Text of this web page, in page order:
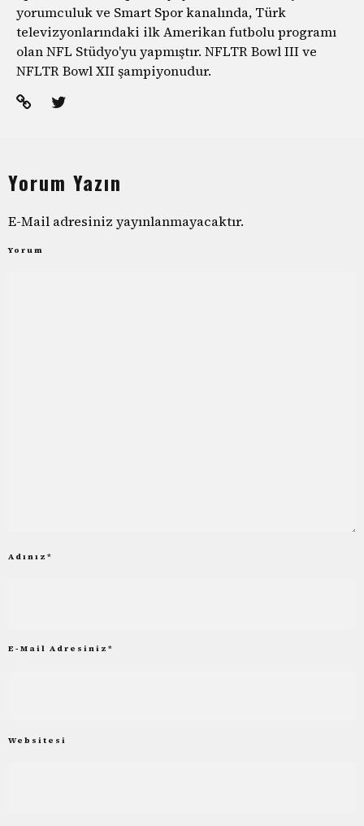
yorumculuk ve Smart Spor kanalında, Türk
televizyonlarındaki ilk Amerikan futbolu programı
olan NFL Stüdyo'yu yapmıştır. NFLTR Bowl III ve
NFLTR Bowl XII şampiyonudur.
Yorum Yazın
E-Mail adresiniz yayınlanmayacaktır.
Yorum
Adınız *
E-Mail Adresiniz *
Websitesi